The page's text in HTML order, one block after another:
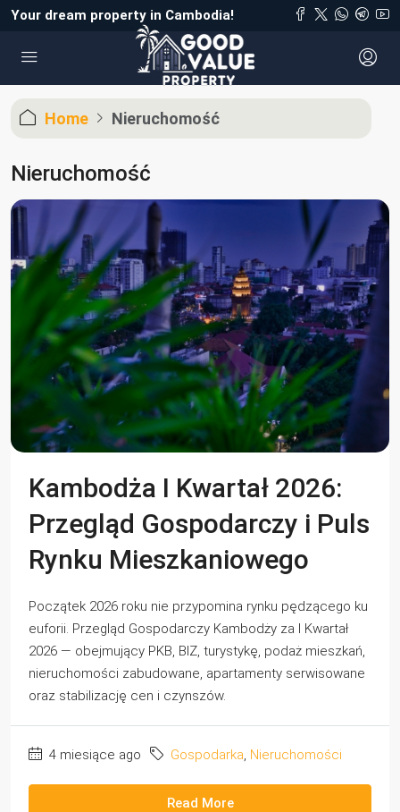
Your dream property in Cambodia!
Home Nieruchomość
Nieruchomość
Kambodża I Kwartał 2026:
Przegląd Gospodarczy i Puls
Rynku Mieszkaniowego
Początek 2026 roku nie przypomina rynku pędzącego ku
euforii. Przegląd Gospodarczy Kambodży za I Kwartał
2026 — obejmujący PKB, BIZ, turystykę, podaż mieszkań,
nieruchomości zabudowane, apartamenty serwisowane
oraz stabilizację cen i czynszów.
4 miesiące ago Gospodarka, Nieruchomości
Read More